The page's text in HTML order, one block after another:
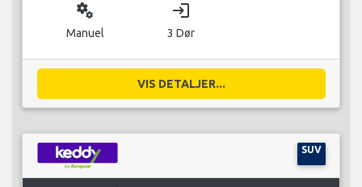
miscellaneous_services
Manuel
login
3 Dør
VIS DETALJER...
SUV